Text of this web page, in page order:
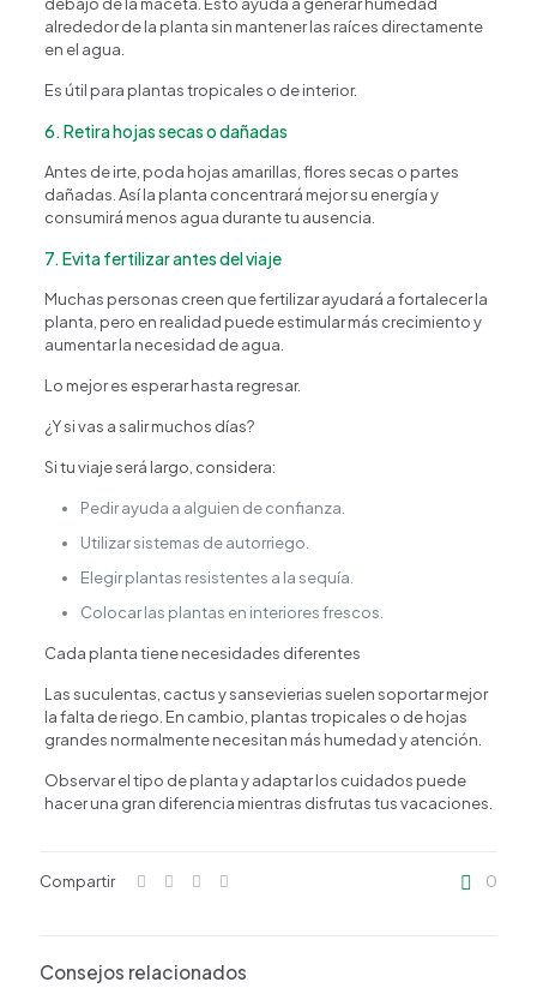
alrededor de la planta sin mantener las raíces directamente
en el agua.
Es útil para plantas tropicales o de interior.
6. Retira hojas secas o dañadas
Antes de irte, poda hojas amarillas, flores secas o partes
dañadas. Así la planta concentrará mejor su energía y
consumirá menos agua durante tu ausencia.
7. Evita fertilizar antes del viaje
Muchas personas creen que fertilizar ayudará a fortalecer la
planta, pero en realidad puede estimular más crecimiento y
aumentar la necesidad de agua.
Lo mejor es esperar hasta regresar.
¿Y si vas a salir muchos días?
Si tu viaje será largo, considera:
Pedir ayuda a alguien de confianza.
Utilizar sistemas de autorriego.
Elegir plantas resistentes a la sequía.
Colocar las plantas en interiores frescos.
Cada planta tiene necesidades diferentes
Las suculentas, cactus y sansevierias suelen soportar mejor
la falta de riego. En cambio, plantas tropicales o de hojas
grandes normalmente necesitan más humedad y atención.
Observar el tipo de planta y adaptar los cuidados puede
hacer una gran diferencia mientras disfrutas tus vacaciones.
Compartir 0
Consejos relacionados